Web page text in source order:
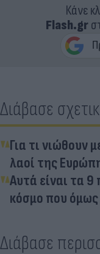
Κάνε
Flash.gr
Διάβασε
Για τι νιώθουν
λαοί της
Αυτά είναι τα
κόσμο που
Διάβασε